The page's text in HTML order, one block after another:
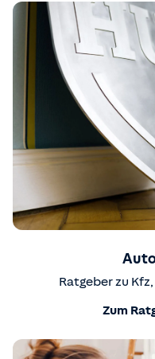
Ratgeber zu
Zum